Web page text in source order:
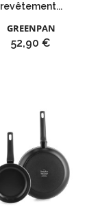
revêtement...
GREENPAN
Prix
52,90 €